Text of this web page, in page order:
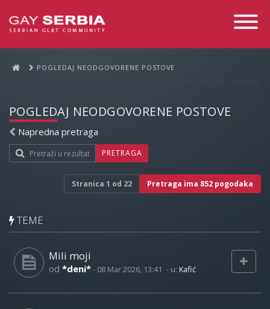
Toggle
POGLEDAJ NEODGOVORENE POSTOVE
POGLEDAJ NEODGOVORENE POSTOVE
Napredna pretraga
PRETRAGA
Stranica 1 od 22 Pretraga ima 852 pogodaka
TEME
Mili moji
od *deni*- 08 Mar 2026, 13:41 - u: Kafić